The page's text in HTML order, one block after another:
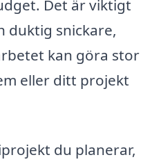
Det är viktigt
duktig snickare,
kan göra stor
eller ditt projekt
du planerar,